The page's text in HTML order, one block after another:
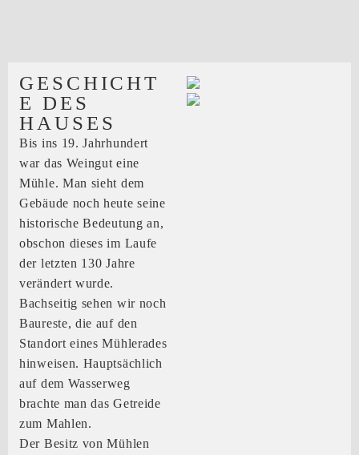
GESCHICHT
E DES
HAUSES
Bis ins 19. Jahrhundert
war das Weingut eine
Mühle. Man sieht dem
Gebäude noch heute seine
historische Bedeutung an,
obschon dieses im Laufe
der letzten 130 Jahre
verändert wurde.
Bachseitig sehen wir noch
Baureste, die auf den
Standort eines Mühlerades
hinweisen. Hauptsächlich
auf dem Wasserweg
brachte man das Getreide
zum Mahlen.
Der Besitz von Mühlen